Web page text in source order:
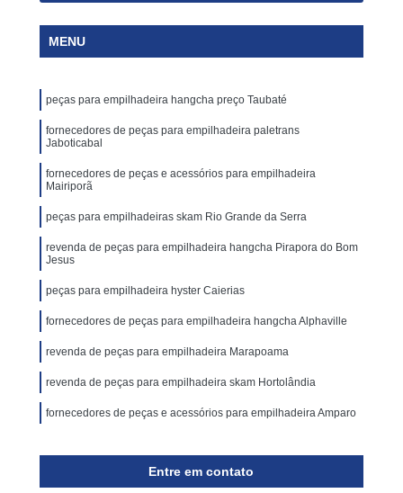
MENU
peças para empilhadeira hangcha preço Taubaté
fornecedores de peças para empilhadeira paletrans
Jaboticabal
fornecedores de peças e acessórios para empilhadeira
Mairiporã
peças para empilhadeiras skam Rio Grande da Serra
revenda de peças para empilhadeira hangcha Pirapora do Bom
Jesus
peças para empilhadeira hyster Caierias
fornecedores de peças para empilhadeira hangcha Alphaville
revenda de peças para empilhadeira Marapoama
revenda de peças para empilhadeira skam Hortolândia
fornecedores de peças e acessórios para empilhadeira Amparo
Entre em contato